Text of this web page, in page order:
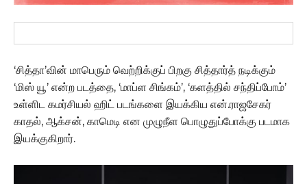
‘சித்தா’வின் மாபெரும் வெற்றிக்குப் பிறகு சித்தார்த் நடிக்கும்
‘மிஸ் யூ’ என்ற படத்தை, ‘மாப்ள சிங்கம்’, ‘களத்தில் சந்திப்போம்’
உள்ளிட கமர்சியல் ஹிட் படங்களை இயக்கிய என்.ராஜசேகர்
காதல், ஆக்சன், காமெடி என முழுநீள பொழுதுப்போக்கு படமாக
இயக்குகிறார்.